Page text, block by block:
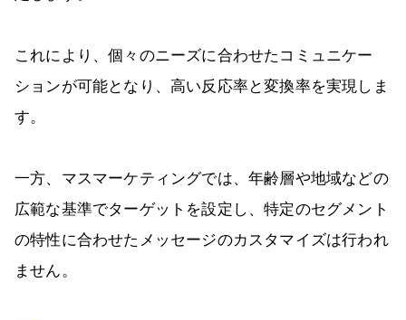
これにより、個々のニーズに合わせたコミュニケー
ションが可能となり、高い反応率と変換率を実現しま
す。
一方、マスマーケティングでは、年齢層や地域などの
広範な基準でターゲットを設定し、特定のセグメント
の特性に合わせたメッセージのカスタマイズは行われ
ません。